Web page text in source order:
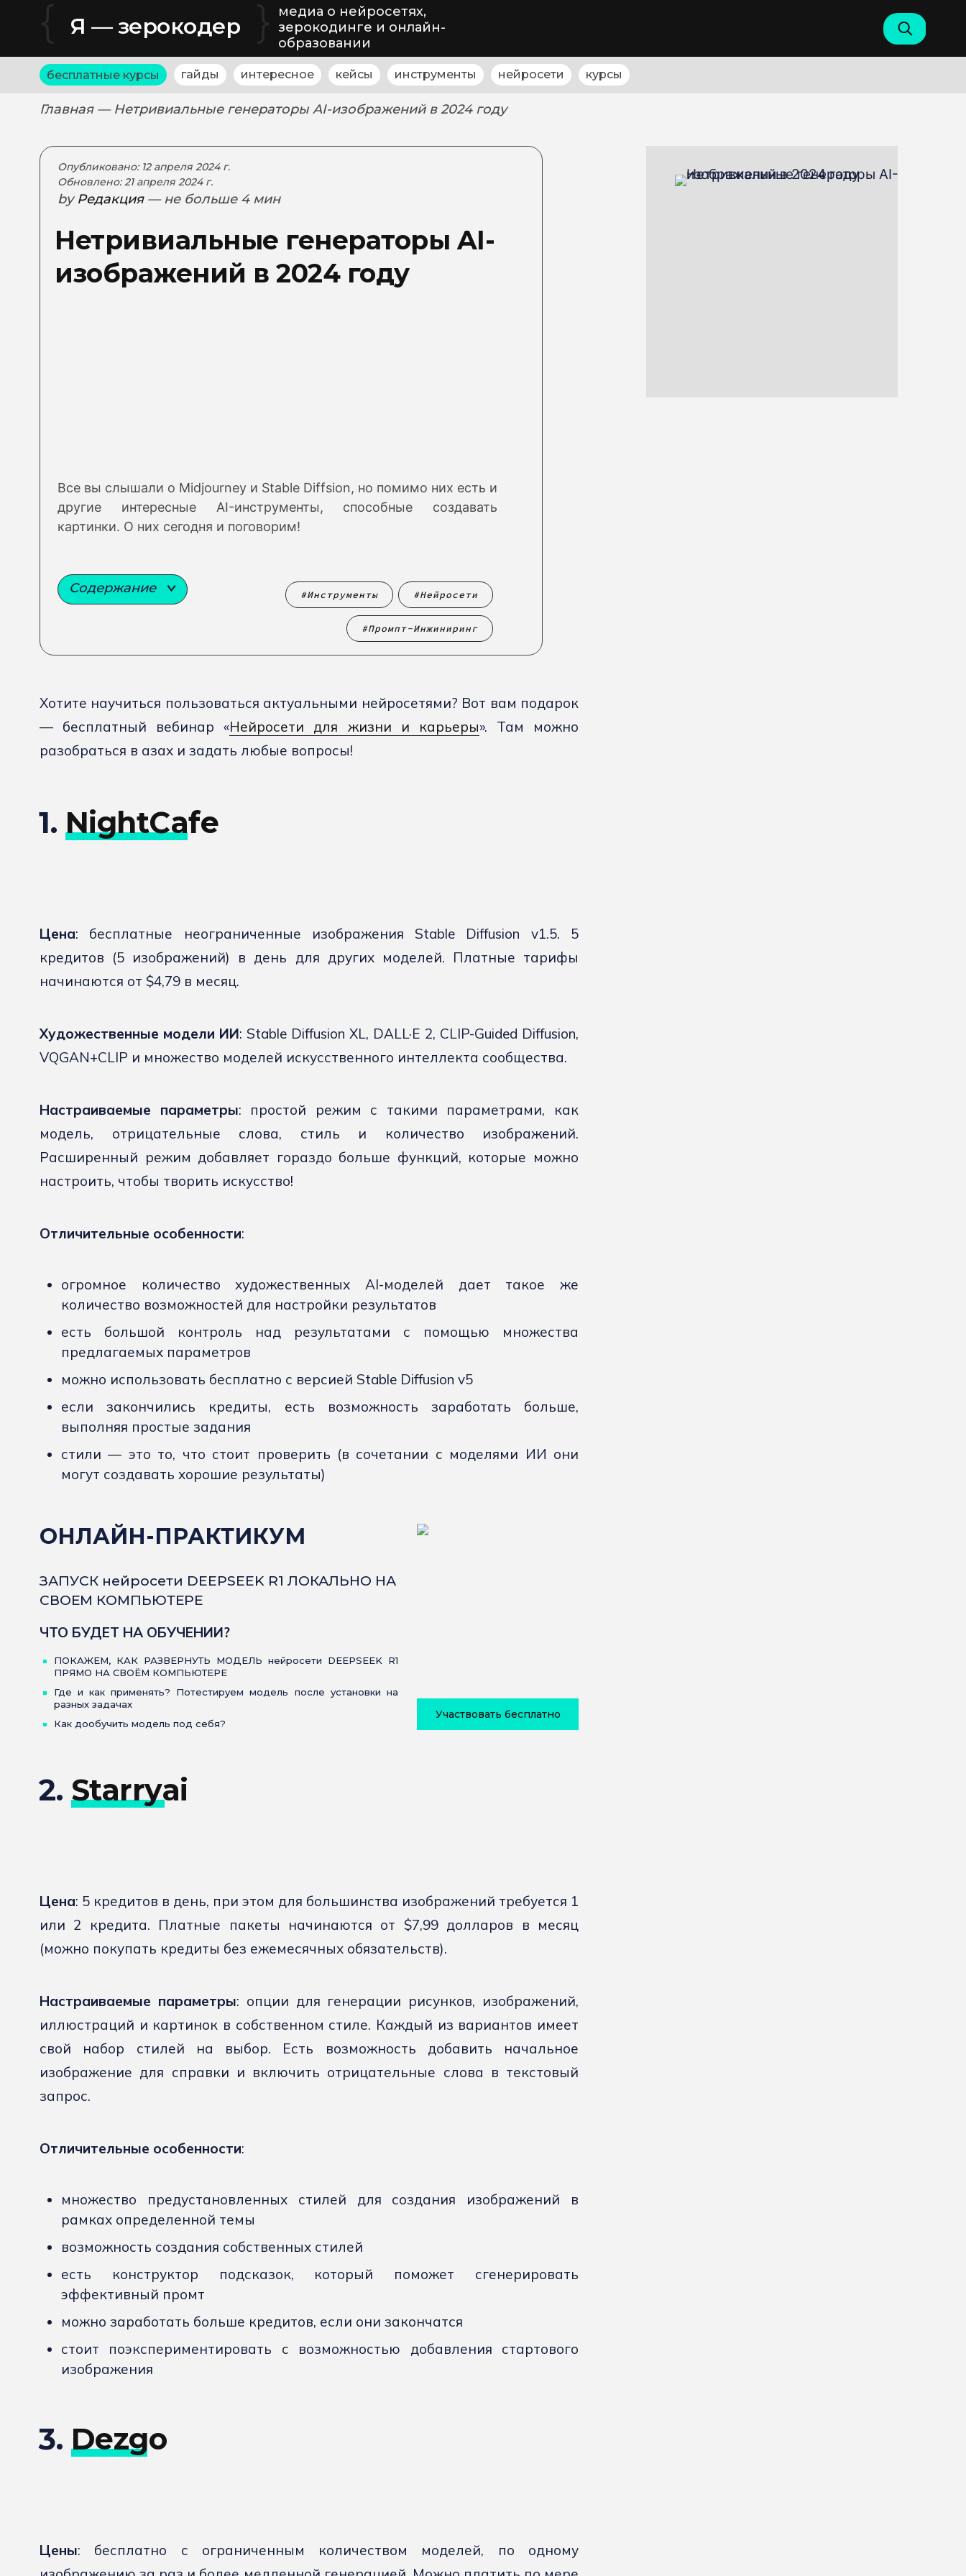
{ Я — зерокодер }
медиа о нейросетях,
зерокодинге и онлайн-
образовании
бесплатные курсы гайды интересное кейсы инструменты нейросети курсы
Главная — Нетривиальные генераторы AI-изображений в 2024 году
Опубликовано: 12 апреля 2024 г.
Обновлено: 21 апреля 2024 г.
byРедакция — не больше 4 мин
Нетривиальные генераторы AI-
изображений в 2024 году
Все вы слышали о Midjourney и Stable Diffsion, но помимо них есть и
другие интересные AI-инструменты, способные создавать
картинки. О них сегодня и поговорим!
Содержание Инструменты Нейросети
Промпт-Инжиниринг
Хотите научиться пользоваться актуальными нейросетями? Вот вам подарок
— бесплатный вебинар «Нейросети для жизни и карьеры». Там можно
разобраться в азах и задать любые вопросы!
1. NightCafe
Цена: бесплатные неограниченные изображения Stable Diffusion v1.5. 5
кредитов (5 изображений) в день для других моделей. Платные тарифы
начинаются от $4,79 в месяц.
Художественные модели ИИ: Stable Diffusion XL, DALL·E 2, CLIP-Guided Diffusion,
VQGAN+CLIP и множество моделей искусственного интеллекта сообщества.
Настраиваемые параметры: простой режим с такими параметрами, как
модель, отрицательные слова, стиль и количество изображений.
Расширенный режим добавляет гораздо больше функций, которые можно
настроить, чтобы творить искусство!
Отличительные особенности:
огромное количество художественных AI-моделей дает такое же
количество возможностей для настройки результатов
есть большой контроль над результатами с помощью множества
предлагаемых параметров
можно использовать бесплатно с версией Stable Diffusion v5
если закончились кредиты, есть возможность заработать больше,
выполняя простые задания
стили — это то, что стоит проверить (в сочетании с моделями ИИ они
могут создавать хорошие результаты)
ОНЛАЙН-ПРАКТИКУМ
ЗАПУСК нейросети DEEPSEEK R1 ЛОКАЛЬНО НА
СВОЕМ КОМПЬЮТЕРЕ
ЧТО БУДЕТ НА ОБУЧЕНИИ?
ПОКАЖЕМ, КАК РАЗВЕРНУТЬ МОДЕЛЬ нейросети DEEPSEEK R1
ПРЯМО НА СВОЁМ КОМПЬЮТЕРЕ
Где и как применять? Потестируем модель после установки на
разных задачах
Как дообучить модель под себя?
Участвовать бесплатно
2. Starryai
Цена: 5 кредитов в день, при этом для большинства изображений требуется 1
или 2 кредита. Платные пакеты начинаются от $7,99 долларов в месяц
(можно покупать кредиты без ежемесячных обязательств).
Настраиваемые параметры: опции для генерации рисунков, изображений,
иллюстраций и картинок в собственном стиле. Каждый из вариантов имеет
свой набор стилей на выбор. Есть возможность добавить начальное
изображение для справки и включить отрицательные слова в текстовый
запрос.
Отличительные особенности:
множество предустановленных стилей для создания изображений в
рамках определенной темы
возможность создания собственных стилей
есть конструктор подсказок, который поможет сгенерировать
эффективный промт
можно заработать больше кредитов, если они закончатся
стоит поэкспериментировать с возможностью добавления стартового
изображения
3. Dezgo
Цены: бесплатно с ограниченным количеством моделей, по одному